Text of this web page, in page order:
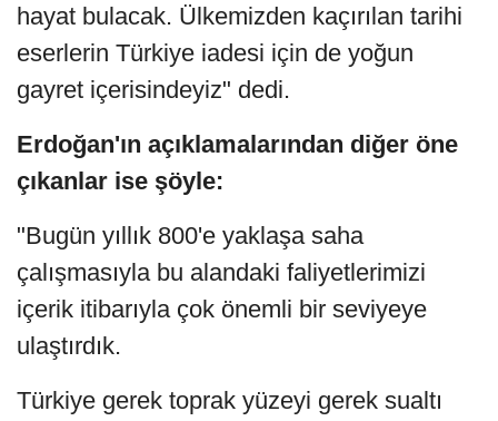
hayat bulacak. Ülkemizden kaçırılan tarihi
eserlerin Türkiye iadesi için de yoğun
gayret içerisindeyiz" dedi.
Erdoğan'ın açıklamalarından diğer öne
çıkanlar ise şöyle:
"Bugün yıllık 800'e yaklaşa saha
çalışmasıyla bu alandaki faliyetlerimizi
içerik itibarıyla çok önemli bir seviyeye
ulaştırdık.
Türkiye gerek toprak yüzeyi gerek sualtı